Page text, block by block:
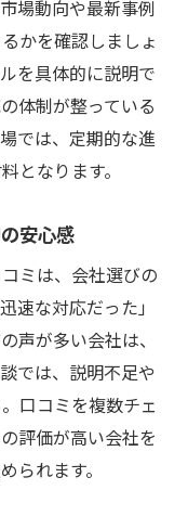
場動向や最新事例
かを確認しましょ
を具体的に説明で
体制が整っている
では、定期的な進
となります。
安心感
ミは、会社選びの
速な対応だった」
声が多い会社は、
では、説明不足や
口コミを複数チェ
評価が高い会社を
られます。